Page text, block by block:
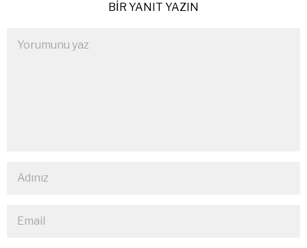
BIR YANIT YAZIN